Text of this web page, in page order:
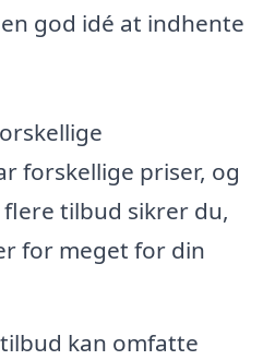
god idé at indhente
forskellige priser, og
tilbud sikrer du,
for meget for din
kan omfatte